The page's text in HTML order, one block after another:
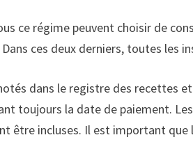
ce régime peuvent choisir de
ces deux derniers, toutes
dans le registre des recettes
toujours la date de paiement.
être incluses. Il est important